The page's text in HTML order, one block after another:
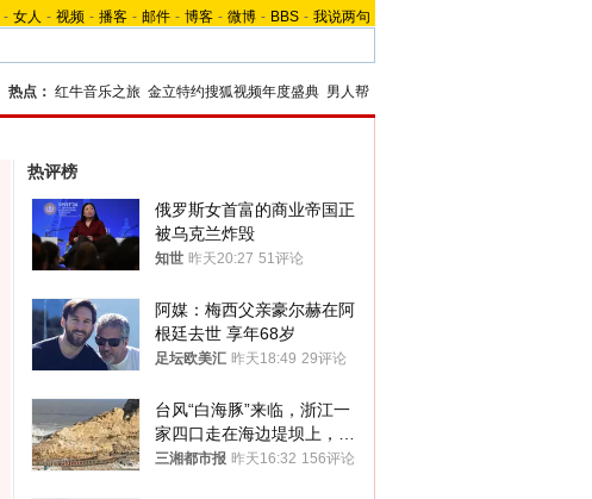
- 女人 - 视频 - 播客 - 邮件 - 博客 - 微博 - BBS - 我说两句
热点： 红牛音乐之旅 金立特约搜狐视频年度盛典 男人帮
热评榜
俄罗斯女首富的商业帝国正
被乌克兰炸毁
知世 昨天20:27 51评论
阿媒：梅西父亲豪尔赫在阿
根廷去世 享年68岁
足坛欧美汇 昨天18:49 29评论
台风“白海豚”来临，浙江一
家四口走在海边堤坝上，其
中9岁男孩被巨浪卷入海
三湘都市报 昨天16:32 156评论